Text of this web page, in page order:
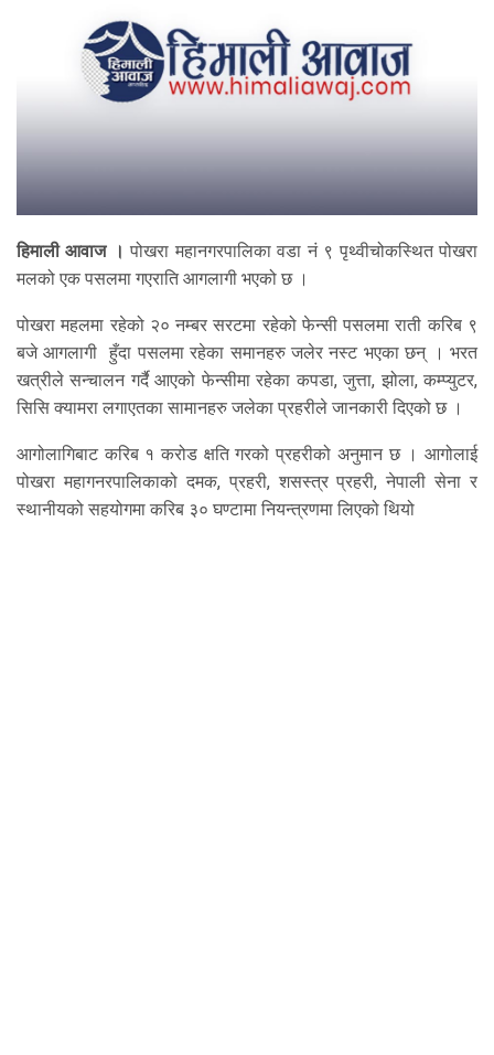
हिमाली आवाज । पोखरा महानगरपालिका वडा नं ९ पृथ्वीचोकस्थित पोखरा
मलको एक पसलमा गएराति आगलागी भएको छ ।
पोखरा महलमा रहेको २० नम्बर सरटमा रहेको फेन्सी पसलमा राती करिब ९
बजे आगलागी हुँदा पसलमा रहेका समानहरु जलेर नस्ट भएका छन् । भरत
खत्रीले सन्चालन गर्दै आएको फेन्सीमा रहेका कपडा, जुत्ता, झोला, कम्प्युटर,
सिसि क्यामरा लगाएतका सामानहरु जलेका प्रहरीले जानकारी दिएको छ ।
आगोलागिबाट करिब १ करोड क्षति गरको प्रहरीको अनुमान छ । आगोलाई
पोखरा महागनरपालिकाको दमक, प्रहरी, शसस्त्र प्रहरी, नेपाली सेना र
स्थानीयको सहयोगमा करिब ३० घण्टामा नियन्त्रणमा लिएको थियो